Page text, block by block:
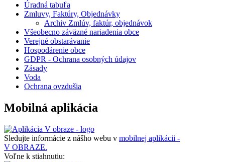
Úradná tabuľa
Zmluvy, Faktúry, Objednávky
Archiv Zmlúv, faktúr, objednávok
Všeobecno záväzné nariadenia obce
Verejné obstarávanie
Hospodárenie obce
GDPR - Ochrana osobných údajov
Zásady
Voda
Ochrana ovzdušia
Mobilná aplikácia
Sledujte informácie z nášho webu v mobilnej aplikácii -
V OBRAZE.
Voľne k stiahnutiu: